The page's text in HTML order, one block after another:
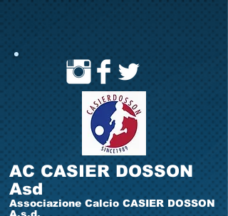
AC CASIER DOSSON
Asd
Associazione Calcio CASIER DOSSON